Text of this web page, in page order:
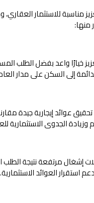
مناسبة للاستثمار
منها:
خيارًا واعد بفضل الطلب
إلى السكن على مدار
عوائد إيجارية جيدة
الجدوى الاستثمارية
مرتفعة نتيجة الطلب
استقرار العوائد الاستثمارية.